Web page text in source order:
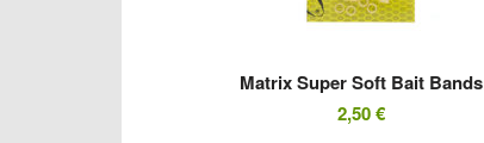
Matrix Super Soft Bait Bands
2,50€